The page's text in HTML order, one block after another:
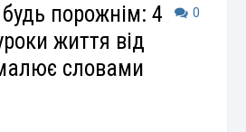
0
порожнім: 4
життя від
словами